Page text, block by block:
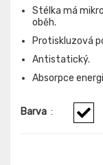
Stélka má
oběh.
Protiskluzová
Antistatický.
Absorpce
Barva :